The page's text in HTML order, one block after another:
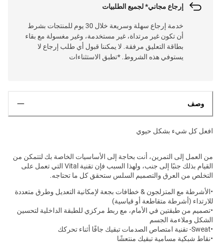
إرجاع مجاني* لجميع الطلبيات
خدمة إرجاع سهلة وسريعة خلال 30 يوم للمنتجات بشرط
أن تكون غير مرتداة، غير مستخدمة، وغير مغسولة مع بقاء
بطاقة التعليق مرفقة. لا يمكننا قبول أي طلب إرجاع لا
يستوفي هذه الشروط. *تطبق الاستثناءات
وصف
افعل كل شيء بشكل حيوي
من العمل إلى التمرين، أنت بحاجة إلى الأساسيات الخاصة بك لتتمكن من
القيام بذلك جنبًا إلى جنب، ولهذا السبب فإن تقنية Vital التي تعمل على
التخلص من العرق والتصميم السلس ستحقق كل ما تحتاجه.
•الأشرطة مع المتزلجون & خطافات بجعة لإمكانية التعديل وطرق متعددة
للارتداء (أشرطة متقاطعة أو قياسية)
•تصميم من طبقتين في الأمام، مع ربط مركزي للطبقة الداخلية لتحسين
الشكل وملاءمة الجسم
•Sweat- تقنية امتصاص الصدمات تبقيك جافًا أثناء تحركك
•نقاط شبكية مسامية تبقيك منتعشًا